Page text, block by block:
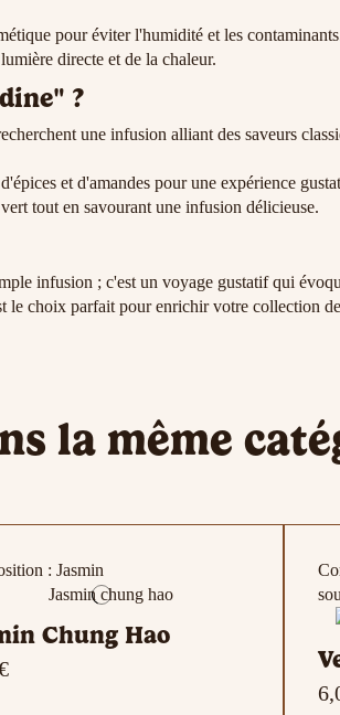
pour éviter l'humidité et les
directe et de la chaleur.
?
une infusion alliant des saveurs
et d'amandes pour une expérience
tout en savourant une infusion délicieuse.
infusion ; c'est un voyage gustatif qui
choix parfait pour enrichir votre collection
la même
: Jasmin
Chung Hao